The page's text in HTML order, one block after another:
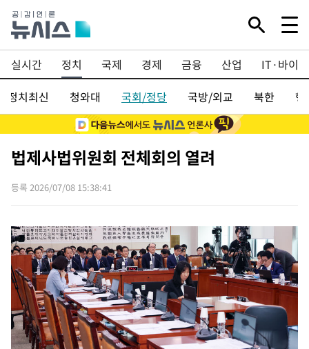
실시간 정치 국제 경제 금융 산업
IT·바이오
정치최신
청와대 국회/정당 국방/외교 북한 행
법제사법위원회 전체회의 열려
등록 2026/07/08 15:38:41